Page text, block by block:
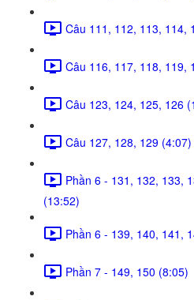
Câu 111, 112, 113, 114,
Câu 116, 117, 118, 119,
Câu 123, 124, 125, 126
Câu 127, 128, 129 (4:07)
Phần 6 - 131, 132, 133,
(13:52)
Phần 6 - 139, 140, 141,
Phần 7 - 149, 150 (8:05)